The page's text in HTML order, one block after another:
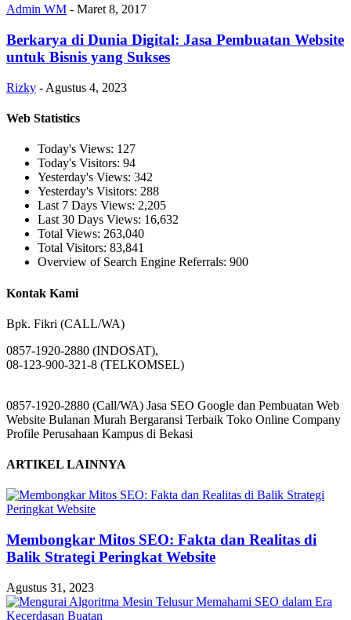
Admin WM - Maret 8, 2017
Berkarya di Dunia Digital: Jasa Pembuatan Website
untuk Bisnis yang Sukses
Rizky - Agustus 4, 2023
Web Statistics
Today's Views: 127
Today's Visitors: 94
Yesterday's Views: 342
Yesterday's Visitors: 288
Last 7 Days Views: 2,205
Last 30 Days Views: 16,632
Total Views: 263,040
Total Visitors: 83,841
Overview of Search Engine Referrals: 900
Kontak Kami
Bpk. Fikri (CALL/WA)
0857-1920-2880 (INDOSAT),
08-123-900-321-8 (TELKOMSEL)
0857-1920-2880 (Call/WA) Jasa SEO Google dan Pembuatan Web
Website Bulanan Murah Bergaransi Terbaik Toko Online Company
Profile Perusahaan Kampus di Bekasi
ARTIKEL LAINNYA
Membongkar Mitos SEO: Fakta dan Realitas di
Balik Strategi Peringkat Website
Agustus 31, 2023